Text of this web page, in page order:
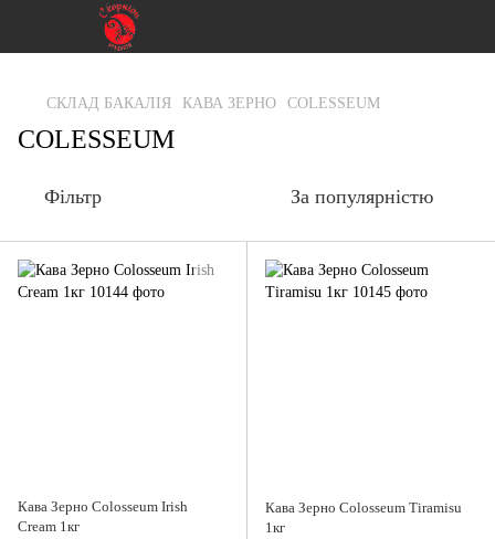
gtag('js', new Date()); gtag('config', 'G-RFXCKGNRF7');
СКЛАД БАКАЛІЯ КАВА ЗЕРНО COLESSEUM
COLESSEUM
Фільтр За популярністю
Кава Зерно Colosseum Irish
Cream 1кг
Кава Зерно Colosseum Tiramisu
1кг